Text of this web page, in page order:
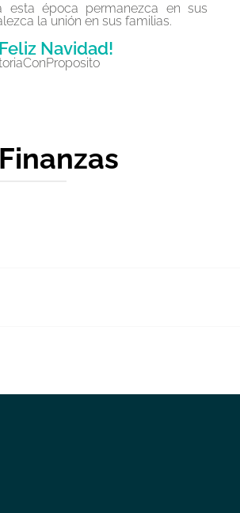
esta época permanezca en sus
la unión en sus familias.
Navidad!